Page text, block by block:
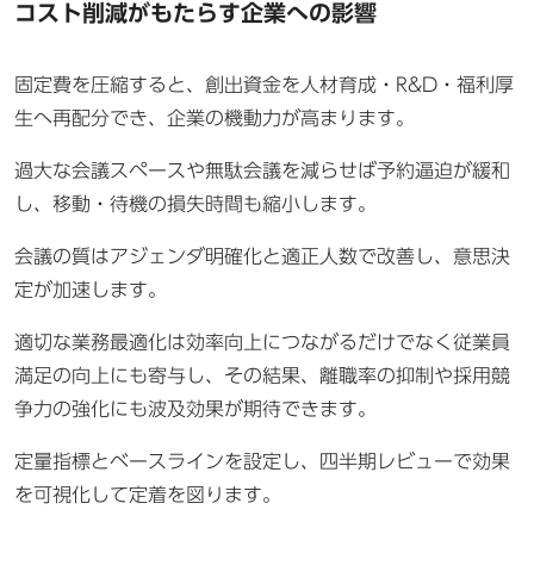
コスト削減がもたらす企業への影響
固定費を圧縮すると、創出資金を人材育成・R&D・福利厚
生へ再配分でき、企業の機動力が高まります。
過大な会議スペースや無駄会議を減らせば予約逼迫が緩和
し、移動・待機の損失時間も縮小します。
会議の質はアジェンダ明確化と適正人数で改善し、意思決
定が加速します。
適切な業務最適化は効率向上につながるだけでなく従業員
満足の向上にも寄与し、その結果、離職率の抑制や採用競
争力の強化にも波及効果が期待できます。
定量指標とベースラインを設定し、四半期レビューで効果
を可視化して定着を図ります。